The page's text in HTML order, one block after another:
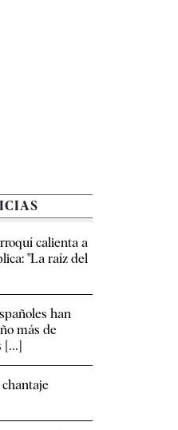
calienta a
"La raíz del
han
más de
[...]